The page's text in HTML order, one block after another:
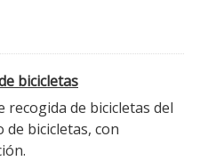
bicicletas
recogida de bicicletas del
bicicletas, con